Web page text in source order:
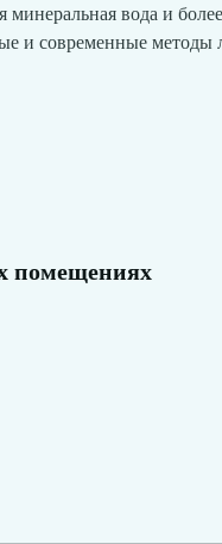
минеральная вода и
и современные методы
помещениях